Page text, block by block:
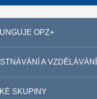
OPZ+
A VZDĚLÁVÁNÍ
SKUPINY